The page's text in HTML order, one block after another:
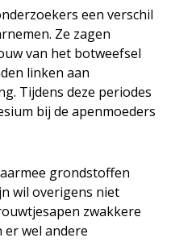
een verschil
Ze zagen
van het botweefsel
linken aan
Tijdens deze periodes
bij de apenmoeders
grondstoffen
wil overigens niet
zwakkere
er wel andere